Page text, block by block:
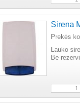
Sirena
Prekės
Lauko
Be